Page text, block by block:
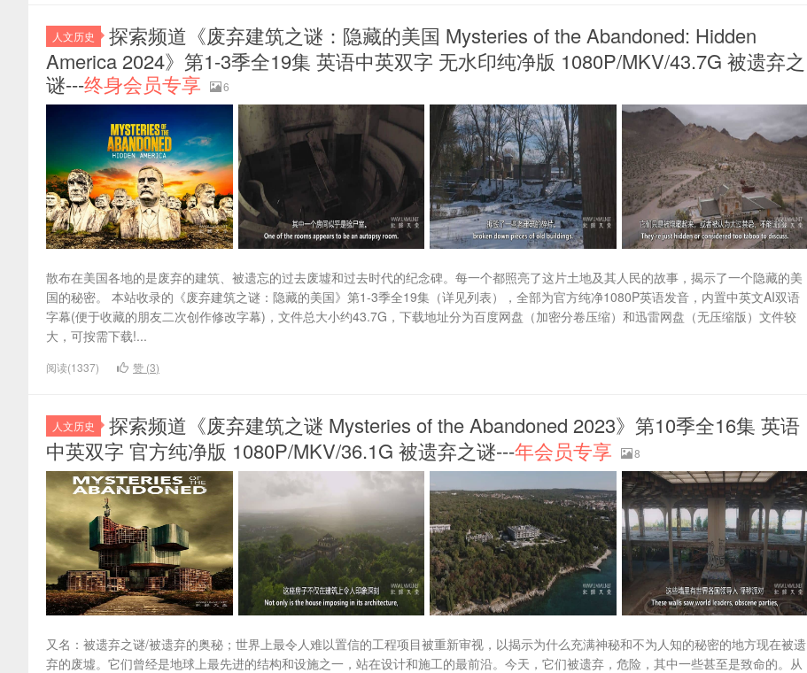
人文历史
探索频道《废弃建筑之谜：隐藏的美国 Mysteries of the Abandoned: Hidden
America 2024》第1-3季全19集 英语中英双字 无水印纯净版 1080P/MKV/43.7G 被遗弃之
谜---终身会员专享 6
散布在美国各地的是废弃的建筑、被遗忘的过去废墟和过去时代的纪念碑。每一个都照亮了这片土地及其人民的故事，揭示了一个隐藏的美
国的秘密。 本站收录的《废弃建筑之谜：隐藏的美国》第1-3季全19集（详见列表），全部为官方纯净1080P英语发音，内置中英文AI双语
字幕(便于收藏的朋友二次创作修改字幕)，文件总大小约43.7G，下载地址分为百度网盘（加密分卷压缩）和迅雷网盘（无压缩版）文件较
大，可按需下载!...
阅读(1337) 赞 (3)
人文历史
探索频道《废弃建筑之谜 Mysteries of the Abandoned 2023》第10季全16集 英语
中英双字 官方纯净版 1080P/MKV/36.1G 被遗弃之谜---年会员专享 8
又名：被遗弃之谜/被遗弃的奥秘；世界上最令人难以置信的工程项目被重新审视，以揭示为什么充满神秘和不为人知的秘密的地方现在被遗
弃的废墟。它们曾经是地球上最先进的结构和设施之一，站在设计和施工的最前沿。今天，它们被遗弃，危险，其中一些甚至是致命的。从